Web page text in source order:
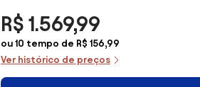
R$ 1.569,99
ou 10 tempo de R$ 156,99
Ver histórico de preços